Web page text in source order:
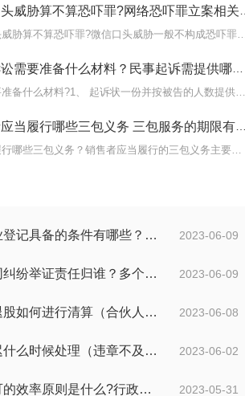
胁算不算恐吓罪?网络恐吓罪立案相关规定是什么？
一、微信口头威胁算不算恐吓罪?微信口头威
需要准备什么材料？民事起诉需提供哪些资料？
民事诉讼需要准备什么材料?1、 起诉状一份并按被告的人数提供副本...
当履行哪些三包义务 三包服务的期限有哪些？
销售者应当履行哪些三包义务？销售者应当履行的三包义务主要包括商...
2023-06-09
申请营业登记具备的条件有哪些？注册公司需要准备哪些材料？
2023-06-09
劳务合同纠纷举证责任归谁？多个债权人的债权种类不同的如何清偿？ 全球热头条
2023-06-08
合伙人退股如何进行清算（合伙人退股没有钱退怎么办）
2023-06-02
违章最迟什么时候处理（违章不及时处理什么时候产生滞纳金）
2023-05-31
行政许可的效率原则是什么?行政效率原则主要有哪三项要求？